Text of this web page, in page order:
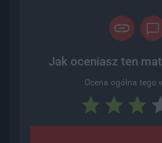
Jak oceniasz ten
Ocena ogólna tego